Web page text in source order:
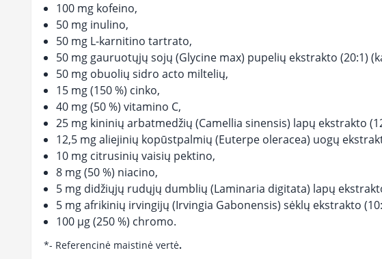
100 mg kofeino,
50 mg inulino,
50 mg L-karnitino tartrato,
50 mg gauruotųjų sojų (Glycine max) pupelių ekstrakto (20:1)
50 mg obuolių sidro acto miltelių,
15 mg (150 %) cinko,
40 mg (50 %) vitamino C,
25 mg kininių arbatmedžių (Camellia sinensis) lapų ekstrakto
12,5 mg aliejinių kopūstpalmių (Euterpe oleracea) uogų
10 mg citrusinių vaisių pektino,
8 mg (50 %) niacino,
5 mg didžiųjų rudųjų dumblių (Laminaria digitata) lapų
5 mg afrikinių irvingijų (Irvingia Gabonensis) sėklų ekstrakto
100 μg (250 %) chromo.
*- Referencinė maistinė vertė.